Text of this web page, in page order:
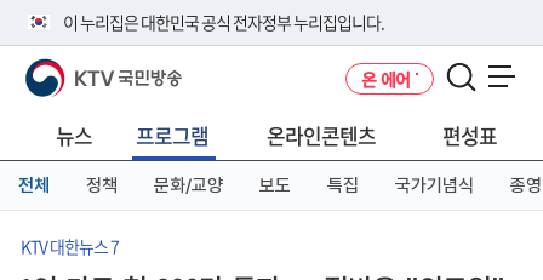
이 누리집은 대한민국 공식 전자정부 누리집입니다.
공식 누리집 주소 확인하기
니다.
이밖에 or.kr 또는 .kr등 다른 도메인 주소를 사용하고 있다면 아래 URL에
서 도메인 주소를 확인해 보세요
KTV 국민방송 온 에어
뉴스 프로그램 온라인콘텐츠 편성표
전체 정책 문화/교양 보도 특집 국가기념식 종영
KTV 대한뉴스 7